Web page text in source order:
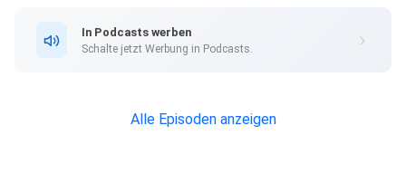
dient
und Hörer belastend wirken.
In Podcasts werben
Schalte jetzt Werbung in Podcasts.
Alle Episoden anzeigen